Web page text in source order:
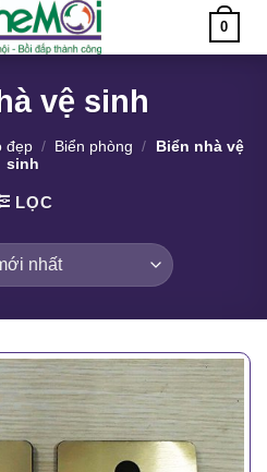
0
vệ sinh
đẹp / Biển phòng /
Biển nhà vệ
sinh
LỌC